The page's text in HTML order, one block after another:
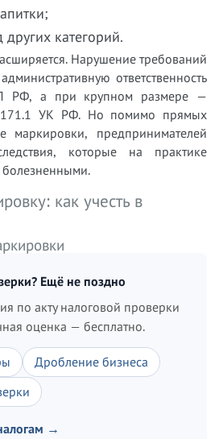
категорий.
Нарушение требований
ответственность
РФ, а при крупном размере —
171.1 УК РФ. Но помимо прямых
маркировки, предпринимателей
которые на практике
как учесть в
Ещё не поздно
по акту налоговой проверки
оценка — бесплатно.
Дробление бизнеса
→